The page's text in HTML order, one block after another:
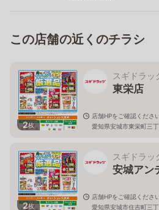
この店舗の近くのチラシ
2枚
スギドラッ
東栄店
店舗HPをご確認くださ
愛知県安城市東栄町三
2枚
スギドラッ
安城アン
店舗HPをご確認くださ
愛知県安城市住吉町三